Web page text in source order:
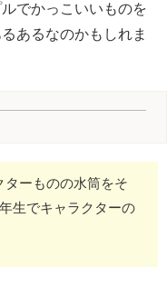
でかっこいいものを
あるなのかもしれま
ターものの水筒をそ
生でキャラクターの